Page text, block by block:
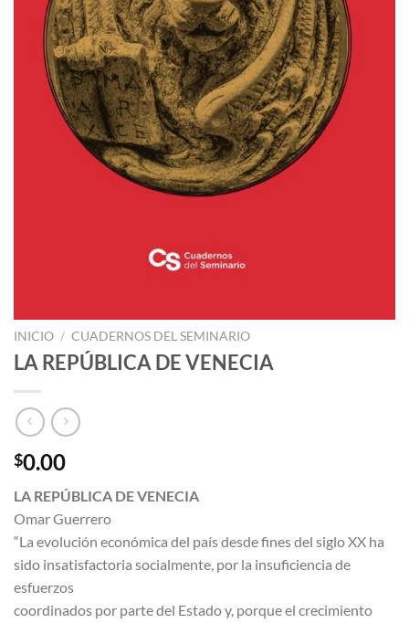
INICIO / CUADERNOS DEL SEMINARIO
LA REPÚBLICA DE VENECIA
$0.00
LA REPÚBLICA DE VENECIA
Omar Guerrero
“La evolución económica del país desde fines del siglo XX ha
sido insatisfactoria socialmente, por la insuficiencia de
esfuerzos
coordinados por parte del Estado y, porque el crecimiento